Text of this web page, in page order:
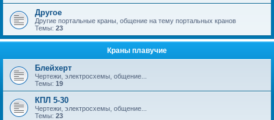
Другое
Другие портальные краны, общение на тему портальных кранов
Темы: 23
Краны плавучие
Блейхерт
Чертежи, электросхемы, общение...
Темы: 19
КПЛ 5-30
Чертежи, электросхемы, общение...
Темы: 23